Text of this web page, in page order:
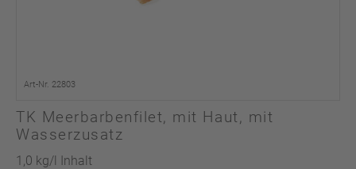
Art-Nr. 22803
TK Meerbarbenfilet, mit Haut, mit
Wasserzusatz
1,0 kg/l Inhalt